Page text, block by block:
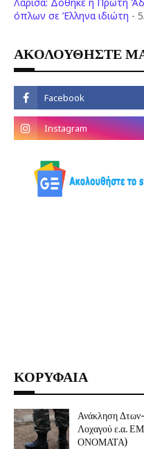
όπλων σε Έλληνα ιδιώτη -
ΑΚΟΛΟΥΘΗΣΤΕ
ΚΟΡΥΦΑΙΑ
Ανάκληση
Λοχαγού ε.α.
ΟΝΟΜΑΤΑ)